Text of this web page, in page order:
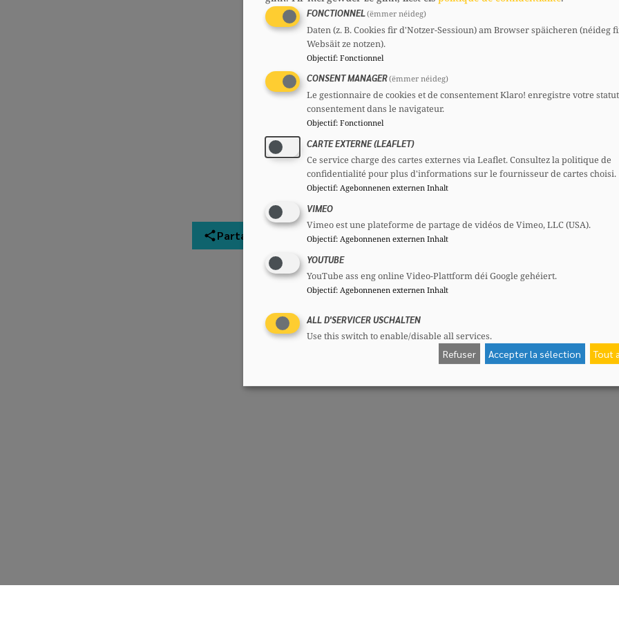
Comités
CSVSection :Membre
CSVComité national :Membre
CSFComité national :Membre
Conseiller
Voir le profil complet
Partager
FONCTIONNEL(ëmmer néideg)
Daten (z. B. Cookies fir d'Notzer-Sessioun) am Browser späicheren (néideg
Websäit ze notzen).
Objectif: Fonctionnel
CONSENT MANAGER(ëmmer néideg)
Le gestionnaire de cookies et de consentement Klaro! enregistre votre
consentement dans le navigateur.
Objectif: Fonctionnel
CARTE EXTERNE (LEAFLET)
Ce service charge des cartes externes via Leaflet. Consultez la politique de
confidentialité pour plus d'informations sur le fournisseur de cartes choisi.
Objectif: Agebonnenen externen Inhalt
VIMEO
Vimeo est une plateforme de partage de vidéos de Vimeo, LLC (USA).
Objectif: Agebonnenen externen Inhalt
YOUTUBE
YouTube ass eng online Video-Plattform déi Google gehéiert.
Objectif: Agebonnenen externen Inhalt
ALL D'SERVICER USCHALTEN
Use this switch to enable/disable all services.
Refuser Accepter la sélection Tout